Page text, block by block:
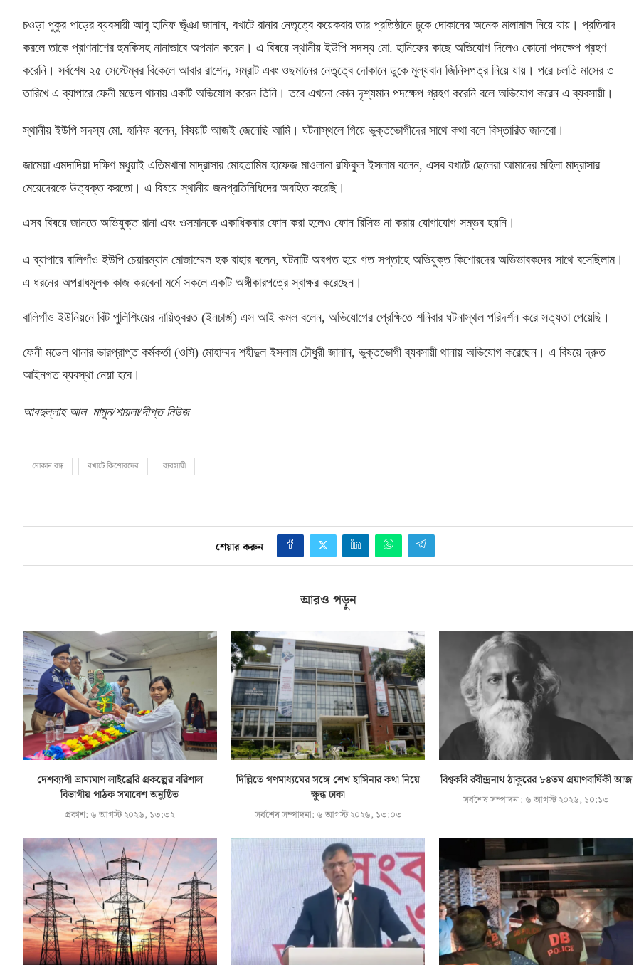
চওড়া পুকুর পাড়ের ব্যবসায়ী আবু হানিফ ভূঁঞা জানান, বখাটে রানার নেতৃত্বে কয়েকবার তার প্রতিষ্ঠানে ঢুকে দোকানের অনেক মালামাল নিয়ে যায়। প্রতিবাদ
করলে তাকে প্রাণনাশের হুমকিসহ নানাভাবে অপমান করেন। এ বিষয়ে স্থানীয় ইউপি সদস্য মো. হানিফের কাছে অভিযোগ দিলেও কোনো পদক্ষেপ গ্রহণ
করেনি। সর্বশেষ ২৫ সেপ্টেম্বর বিকেলে আবার রাশেদ, সম্রাট এবং ওছমানের নেতৃত্বে দোকানে ডুকে মূল্যবান জিনিসপত্র নিয়ে যায়। পরে চলতি মাসের ৩
তারিখে এ ব্যাপারে ফেনী মডেল থানায় একটি অভিযোগ করেন তিনি। তবে এখনো কোন দৃশ্যমান পদক্ষেপ গ্রহণ করেনি বলে অভিযোগ করেন এ ব্যবসায়ী।
স্থানীয় ইউপি সদস্য মো. হানিফ বলেন, বিষয়টি আজই জেনেছি আমি। ঘটনাস্থলে গিয়ে ভুক্তভোগীদের সাথে কথা বলে বিস্তারিত জানবো।
জামেয়া এমদাদিয়া দক্ষিণ মধুয়াই এতিমখানা মাদ্রাসার মোহতামিম হাফেজ মাওলানা রফিকুল ইসলাম বলেন, এসব বখাটে ছেলেরা আমাদের মহিলা মাদ্রাসার
মেয়েদেরকে উত্যক্ত করতো। এ বিষয়ে স্থানীয় জনপ্রতিনিধিদের অবহিত করেছি।
এসব বিষয়ে জানতে অভিযুক্ত রানা এবং ওসমানকে একাধিকবার ফোন করা হলেও ফোন রিসিভ না করায় যোগাযোগ সম্ভব হয়নি।
এ ব্যাপারে বালিগাঁও ইউপি চেয়ারম্যান মোজাম্মেল হক বাহার বলেন, ঘটনাটি অবগত হয়ে গত সপ্তাহে অভিযুক্ত কিশোরদের অভিভাবকদের সাথে বসেছিলাম।
এ ধরনের অপরাধমূলক কাজ করবেনা মর্মে সকলে একটি অঙ্গীকারপত্রে স্বাক্ষর করেছেন।
বালিগাঁও ইউনিয়নে বিট পুলিশিংয়ের দায়িত্বরত (ইনচার্জ) এস আই কমল বলেন, অভিযোগের প্রেক্ষিতে শনিবার ঘটনাস্থল পরিদর্শন করে সত্যতা পেয়েছি।
ফেনী মডেল থানার ভারপ্রাপ্ত কর্মকর্তা (ওসি) মোহাম্মদ শহীদুল ইসলাম চৌধুরী জানান, ভুক্তভোগী ব্যবসায়ী থানায় অভিযোগ করেছেন। এ বিষয়ে দ্রুত
আইনগত ব্যবস্থা নেয়া হবে।
আবদুল্লাহ আল–মামুন/শায়লা/দীপ্ত নিউজ
দোকান বন্ধ বখাটে কিশোরদের ব্যবসায়ী
শেয়ার করুন
আরও পড়ুন
দেশব্যাপী ভ্রাম্যমাণ লাইব্রেরি প্রকল্পের বরিশাল
বিভাগীয় পাঠক সমাবেশ অনুষ্ঠিত
প্রকাশ: ৬ আগস্ট ২০২৬, ১৩:৩২
দিল্লিতে গণমাধ্যমের সঙ্গে শেখ হাসিনার কথা নিয়ে
ক্ষুব্ধ ঢাকা
সর্বশেষ সম্পাদনা: ৬ আগস্ট ২০২৬, ১৩:০৩
বিশ্বকবি রবীন্দ্রনাথ ঠাকুরের ৮৪তম প্রয়াণবার্ষিকী আজ
সর্বশেষ সম্পাদনা: ৬ আগস্ট ২০২৬, ১০:১৩